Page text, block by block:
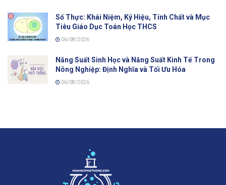
Số Thực: Khái Niệm, Ký Hiệu, Tính Chất và Mục
Tiêu Giáo Dục Toán Học THCS
06/08/2026
Năng Suất Sinh Học và Năng Suất Kinh Tế Trong
Nông Nghiệp: Định Nghĩa và Tối Ưu Hóa
06/08/2026